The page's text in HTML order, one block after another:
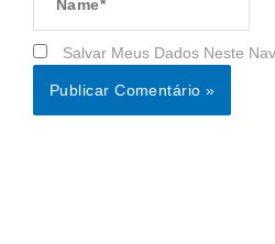
Salvar Meus Dados Neste